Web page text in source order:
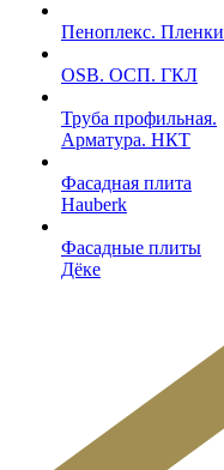
Пеноплекс. Пленки
OSB. ОСП. ГКЛ
Труба профильная.
Арматура. НКТ
Фасадная плита
Hauberk
Фасадные плиты
Дёке